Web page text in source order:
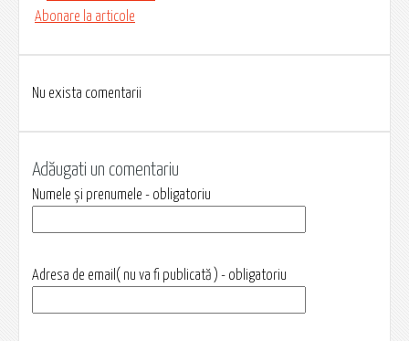
Abonare la articole
Nu exista comentarii
Adăugati un comentariu
Numele și prenumele - obligatoriu
Adresa de email( nu va fi publicată ) - obligatoriu